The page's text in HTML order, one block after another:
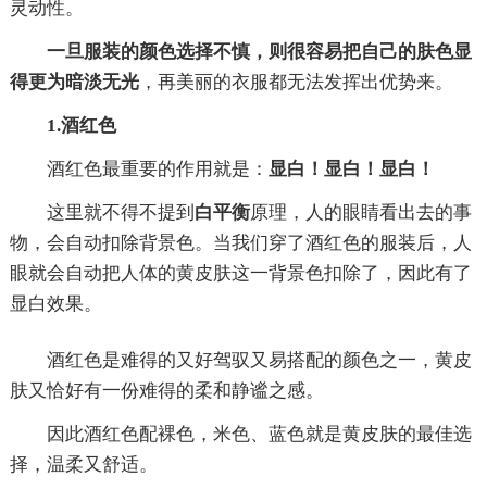
灵动性。
一旦服装的颜色选择不慎，则很容易把自己的肤色显
得更为暗淡无光，再美丽的衣服都无法发挥出优势来。
1.酒红色
酒红色最重要的作用就是： 显白！显白！显白！
这里就不得不提到 白平衡原理，人的眼睛看出去的事
物，会自动扣除背景色。当我们穿了酒红色的服装后，人
眼就会自动把人体的黄皮肤这一背景色扣除了，因此有了
显白效果。
酒红色是难得的又好驾驭又易搭配的颜色之一，黄皮
肤又恰好有一份难得的柔和静谧之感。
因此酒红色配裸色，米色、蓝色就是黄皮肤的最佳选
择，温柔又舒适。